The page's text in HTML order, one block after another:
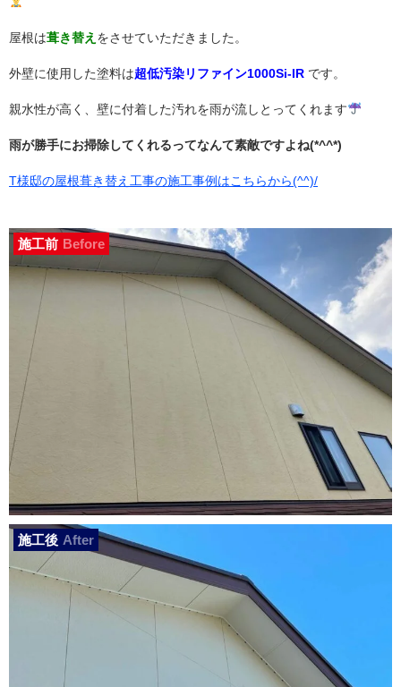
屋根は葺き替え をさせていただきました。
外壁に使用した塗料は超低汚染リファイン1000Si-IR です。
親水性が高く、壁に付着した汚れを雨が流しとってくれます
雨が勝手にお掃除してくれるってなんて素敵ですよね(*^^*)
T様邸の屋根葺き替え工事の施工事例はこちらから(^^)/
施工前 Before
施工後 After